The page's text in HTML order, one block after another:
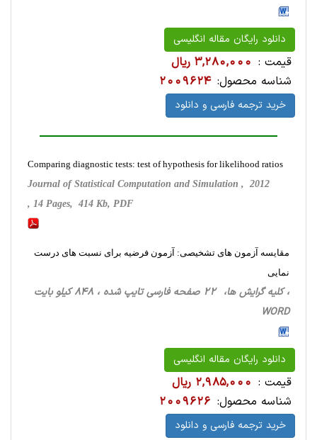
دانلود رایگان مقاله انگلیسی
قیمت : 3,280,000 ریال
شناسه محصول: 2009624
خرید ترجمه فارسی و دانلود
Comparing diagnostic tests: test of hypothesis for likelihood ratios
Journal of Statistical Computation and Simulation , 2012
, 14 Pages, 414 Kb, PDF
مقایسه آزمون های تشخیصی: آزمون فرضیه برای نسبت های درست
نمایی
، کلیه گرایش ها، 22 صفحه فارسی تایپ شده ، 848 کیلو بایت
WORD
دانلود رایگان مقاله انگلیسی
قیمت : 2,985,000 ریال
شناسه محصول: 2009626
خرید ترجمه فارسی و دانلود